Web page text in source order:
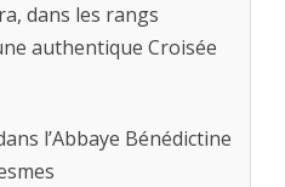
dans les rangs
authentique Croisée
l’Abbaye Bénédictine